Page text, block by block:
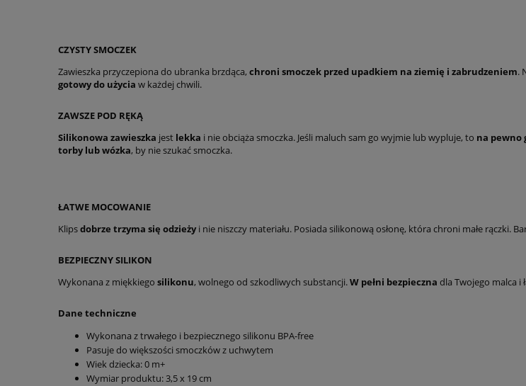
CZYSTY SMOCZEK
Zawieszka przyczepiona do ubranka brzdąca, chroni smoczek przed upadkiem na ziemię i zabrudzeniem.
gotowy do użycia w każdej chwili.
ZAWSZE POD RĘKĄ
Silikonowa zawieszka jest lekka i nie obciąża smoczka. Jeśli maluch sam go wyjmie lub wypluje, to na pewno
torby lub wózka, by nie szukać smoczka.
ŁATWE MOCOWANIE
Klipsdobrze trzyma się odzieżyi nie niszczy materiału. Posiada silikonową osłonę, która chroni małe rączki.
BEZPIECZNY SILIKON
Wykonana z miękkiego silikonu, wolnego od szkodliwych substancji.W pełni bezpieczna dla Twojego malca i
Dane techniczne
Wykonana z trwałego i bezpiecznego silikonu BPA-free
Pasuje do większości smoczków z uchwytem
Wiek dziecka: 0 m+
Wymiar produktu: 3,5 x 19 cm